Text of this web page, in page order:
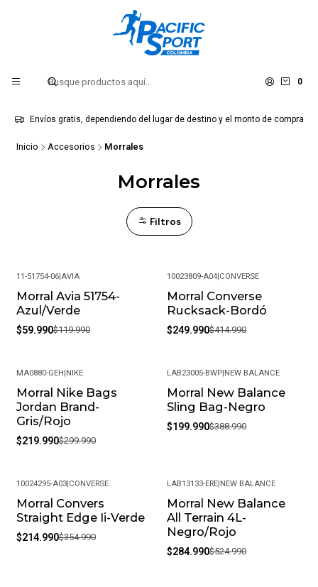
0
Envíos gratis, dependiendo del lugar de destino y el monto de compra
Inicio Accesorios Morrales
Morrales
Filtros
-50%
11-51754-06| AVIA
Morral Avia 51754-
Azul/Verde
$59.990$119.990
-40%
10023809-A04 CONVERSE
Morral Converse
Rucksack-Bordó
$249.990$414.990
-27%
MA0880-GEH NIKE
Morral Nike Bags
Jordan Brand-
Gris/Rojo
$219.990$299.990
-49%
LAB23005-BWP NEW BALANCE
Morral New Balance
Sling Bag-Negro
$199.990$388.990
-39%
10024295-A03| CONVERSE
Morral Convers
Straight Edge Ii-Verde
$214.990$354.990
-46%
LAB13133-ERE NEW BALANCE
Morral New Balance
All Terrain 4L-
Negro/Rojo
$284.990$524.990